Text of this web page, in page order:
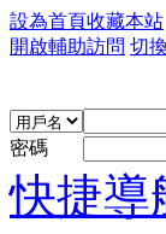
設為首頁收藏本站
開啟輔助訪問 切
密碼
快捷導